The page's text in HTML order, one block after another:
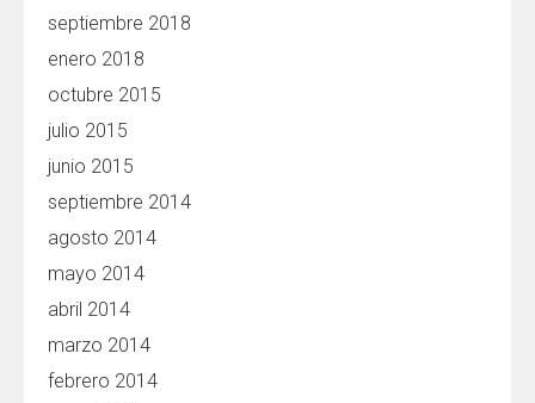
septiembre 2018
enero 2018
octubre 2015
julio 2015
junio 2015
septiembre 2014
agosto 2014
mayo 2014
abril 2014
marzo 2014
febrero 2014